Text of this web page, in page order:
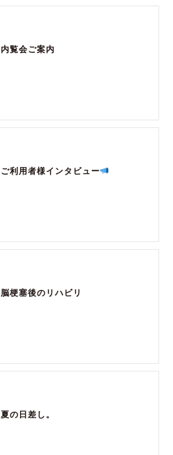
内覧会ご案内
ご利用者様インタビュー
脳梗塞後のリハビリ
夏の日差し。